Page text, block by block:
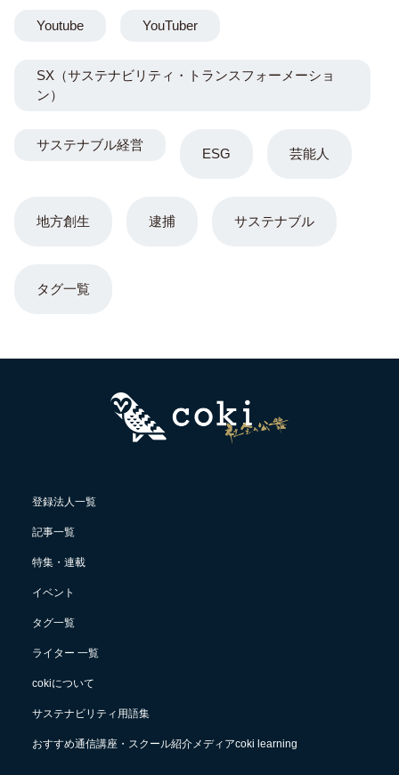
ESG 芸能人
地方創生 逮捕 サステナブル
Youtube YouTuber
SX（サステナビリティ・トランスフォーメーショ
ン）
サステナブル経営
タグ一覧
登録法人一覧
記事一覧
特集・連載
イベント
タグ一覧
ライター 一覧
cokiについて
サステナビリティ用語集
おすすめ通信講座・スクール紹介メディアcoki learning